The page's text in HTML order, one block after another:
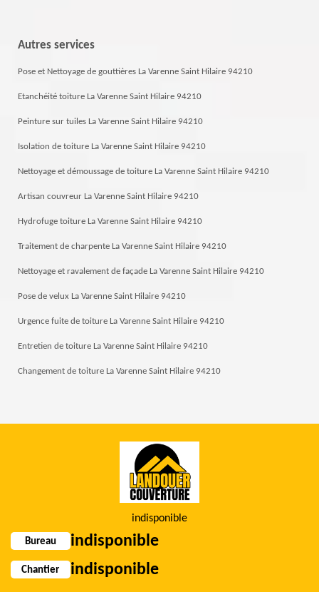
Autres services
Pose et Nettoyage de gouttières La Varenne Saint Hilaire 94210
Etanchéité toiture La Varenne Saint Hilaire 94210
Peinture sur tuiles La Varenne Saint Hilaire 94210
Isolation de toiture La Varenne Saint Hilaire 94210
Nettoyage et démoussage de toiture La Varenne Saint Hilaire 94210
Artisan couvreur La Varenne Saint Hilaire 94210
Hydrofuge toiture La Varenne Saint Hilaire 94210
Traitement de charpente La Varenne Saint Hilaire 94210
Nettoyage et ravalement de façade La Varenne Saint Hilaire 94210
Pose de velux La Varenne Saint Hilaire 94210
Urgence fuite de toiture La Varenne Saint Hilaire 94210
Entretien de toiture La Varenne Saint Hilaire 94210
Changement de toiture La Varenne Saint Hilaire 94210
indisponible
Bureau indisponible
Chantier indisponible